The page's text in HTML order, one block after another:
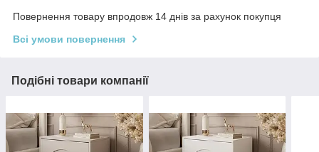
Повернення товару впродовж 14 днів за рахунок покупця
Всі умови повернення
Подібні товари компанії